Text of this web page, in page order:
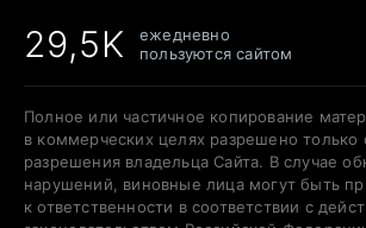
29,5K
ежедневно
пользуются сайтом
Полное или частичное копирование
в коммерческих целях разрешено только
разрешения владельца Сайта. В случае
нарушений, виновные лица могут быть
к ответственности в соответствии с